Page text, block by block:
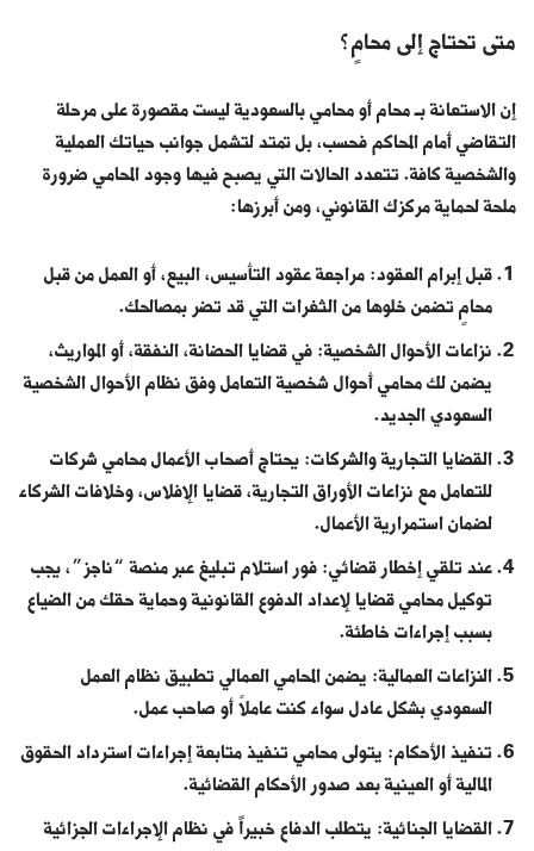
متى تحتاج إلى محامٍ؟
إن الاستعانة بـ محام أو محامي بالسعودية ليست مقصورة على مرحلة
التقاضي أمام المحاكم فحسب، بل تمتد لتشمل جوانب حياتك العملية
والشخصية كافة. تتعدد الحالات التي يصبح فيها وجود المحامي ضرورة
ملحة لحماية مركزك القانوني، ومن أبرزها:
قبل إبرام العقود: مراجعة عقود التأسيس، البيع، أو العمل من قبل
محامٍ تضمن خلوها من الثغرات التي قد تضر بمصالحك.
نزاعات الأحوال الشخصية: في قضايا الحضانة، النفقة، أو المواريث،
يضمن لك محامي أحوال شخصية التعامل وفق نظام الأحوال الشخصية
السعودي الجديد.
القضايا التجارية والشركات: يحتاج أصحاب الأعمال محامي شركات
للتعامل مع نزاعات الأوراق التجارية، قضايا الإفلاس، وخلافات الشركاء
لضمان استمرارية الأعمال.
عند تلقي إخطار قضائي: فور استلام تبليغ عبر منصة “ناجز”، يجب
توكيل محامي قضايا لإعداد الدفوع القانونية وحماية حقك من الضياع
بسبب إجراءات خاطئة.
النزاعات العمالية: يضمن المحامي العمالي تطبيق نظام العمل
السعودي بشكل عادل سواء كنت عاملاً أو صاحب عمل.
تنفيذ الأحكام: يتولى محامي تنفيذ متابعة إجراءات استرداد الحقوق
المالية أو العينية بعد صدور الأحكام القضائية.
القضايا الجنائية: يتطلب الدفاع خبيراً في نظام الإجراءات الجزائية